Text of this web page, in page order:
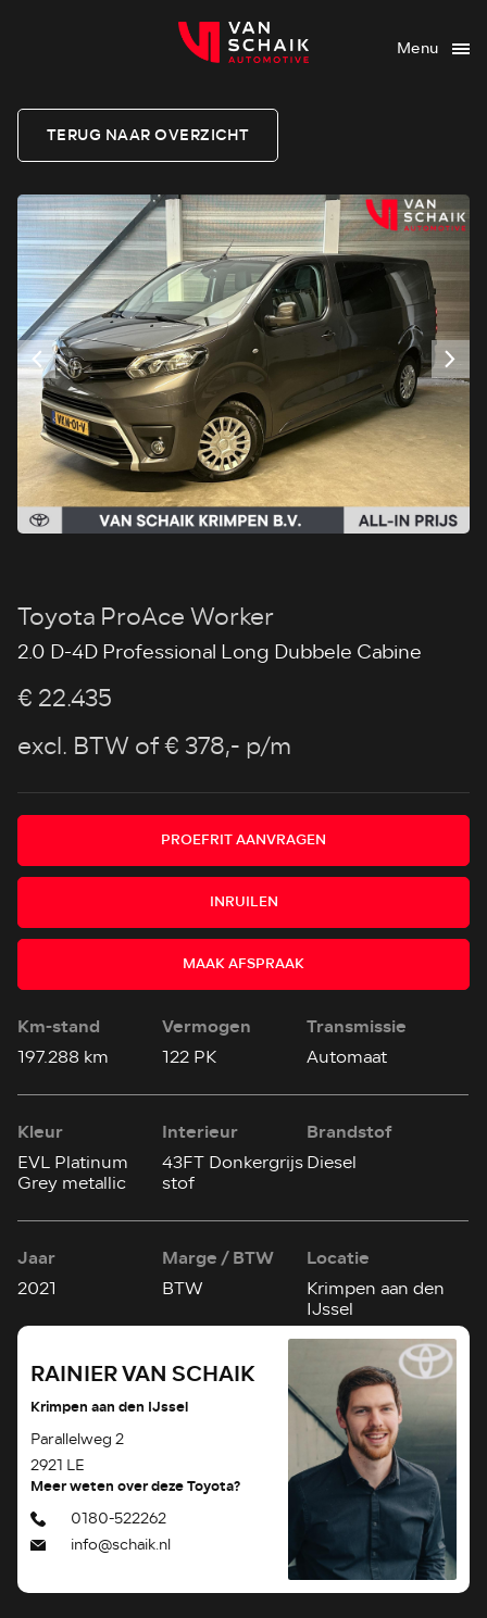
Menu
TERUG NAAR OVERZICHT
Toyota ProAce Worker
2.0 D-4D Professional Long Dubbele Cabine
€ 22.435
excl. BTW of € 378,- p/m
PROEFRIT AANVRAGEN
INRUILEN
MAAK AFSPRAAK
Km-stand
197.288 km
Vermogen
122 PK
Transmissie
Automaat
Kleur
EVL Platinum
Grey metallic
Interieur
43FT Donkergrijs
stof
Brandstof
Diesel
Jaar
2021
Marge / BTW
BTW
Locatie
Krimpen aan den
IJssel
RAINIER VAN SCHAIK
Krimpen aan den IJssel
Parallelweg 2
2921 LE
Meer weten over deze Toyota?
0180-522262
info@schaik.nl